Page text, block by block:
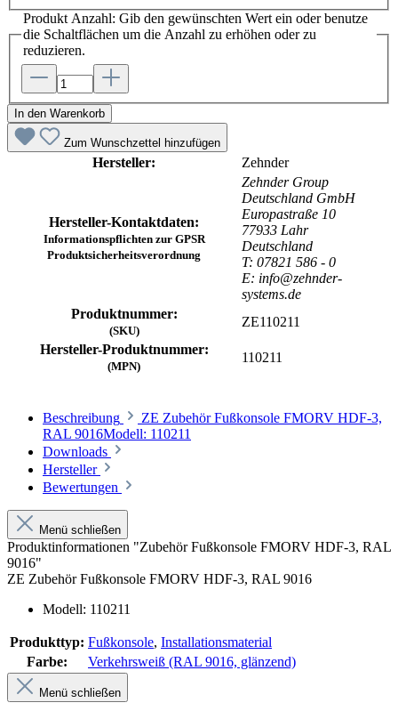
Produkt Anzahl: Gib den gewünschten Wert ein oder benutze
die Schaltflächen um die Anzahl zu erhöhen oder zu
reduzieren.
In den Warenkorb
Zum Wunschzettel hinzufügen
Hersteller: Zehnder
Hersteller-Kontaktdaten:
Informationspflichten zur GPSR
Produktsicherheitsverordnung
Zehnder Group
Deutschland GmbH
Europastraße 10
77933 Lahr
Deutschland
T: 07821 586 - 0
E: info@zehnder-
systems.de
Produktnummer:
(SKU)
ZE110211
Hersteller-Produktnummer:
(MPN)
110211
Beschreibung
ZE Zubehör Fußkonsole FMORV HDF-3,
RAL 9016Modell: 110211
Downloads
Hersteller
Bewertungen
Menü schließen
Produktinformationen "Zubehör Fußkonsole FMORV HDF-3, RAL
9016"
ZE Zubehör Fußkonsole FMORV HDF-3, RAL 9016
Modell: 110211
Produkttyp: Fußkonsole, Installationsmaterial
Farbe:
Verkehrsweiß (RAL 9016, glänzend)
Menü schließen